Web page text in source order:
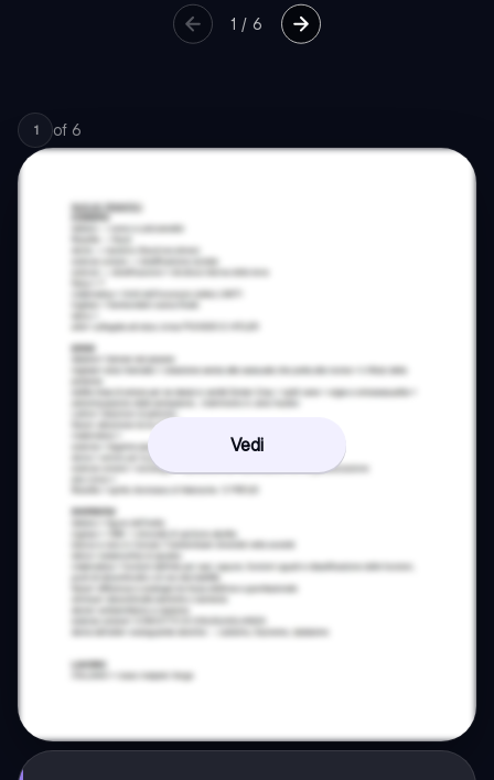
1 /6
1 of 6
Vedi